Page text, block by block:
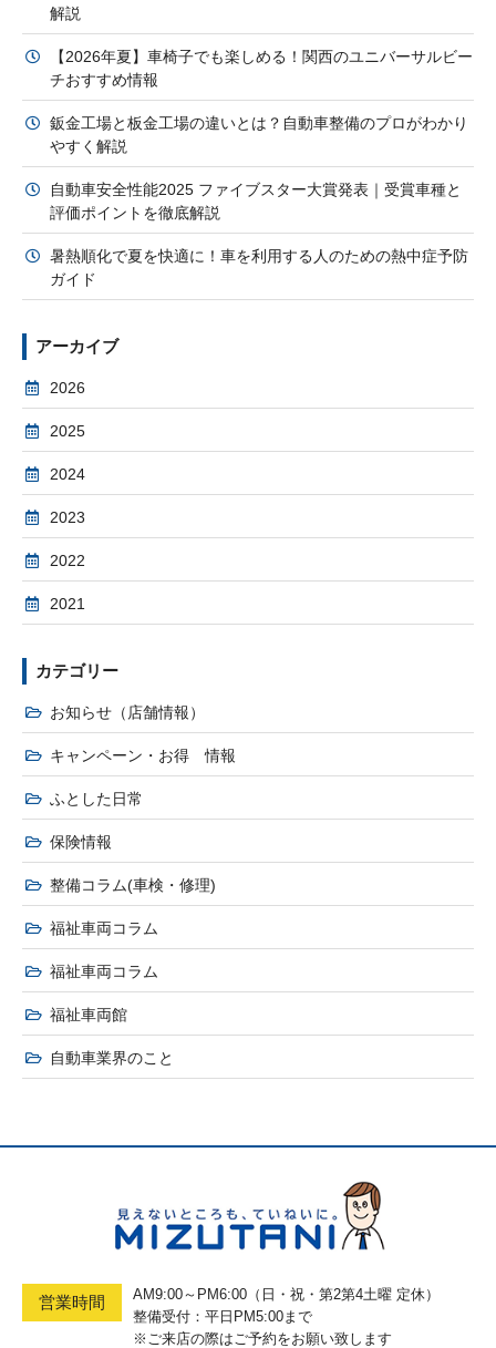
解説
【2026年夏】車椅子でも楽しめる！関西のユニバーサルビー
チおすすめ情報
鈑金工場と板金工場の違いとは？自動車整備のプロがわかり
やすく解説
自動車安全性能2025 ファイブスター大賞発表｜受賞車種と
評価ポイントを徹底解説
暑熱順化で夏を快適に！車を利用する人のための熱中症予防
ガイド
アーカイブ
2026
2025
2024
2023
2022
2021
カテゴリー
お知らせ（店舗情報）
キャンペーン・お得 情報
ふとした日常
保険情報
整備コラム(車検・修理)
福祉車両コラム
福祉車両コラム
福祉車両館
自動車業界のこと
営業時間
AM9:00～PM6:00（日・祝・第2第4土曜 定休）
整備受付：平日PM5:00まで
※ご来店の際はご予約をお願い致します